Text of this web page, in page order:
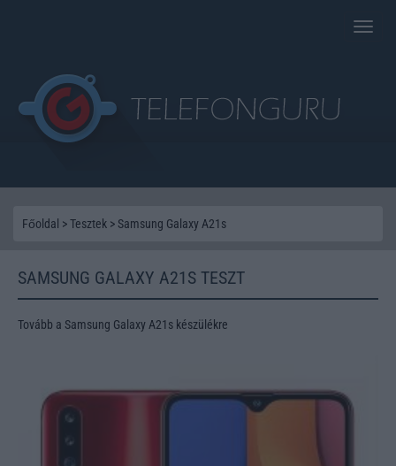
Toggle
Főoldal >Tesztek > Samsung Galaxy A21s
SAMSUNG GALAXY A21S TESZT
Tovább a Samsung Galaxy A21s készülékre